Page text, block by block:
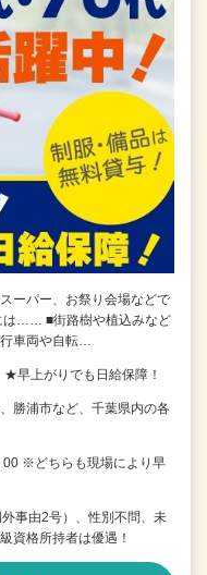
ーパー、お祭り会場などで
は…… ■街路樹や植込みなど
車両や自転…
早上がりでも日給保障！
勝浦市など、千葉県内の各
※どちらも現場により早
事由2号）、性別不問、未
格所持者は優遇！